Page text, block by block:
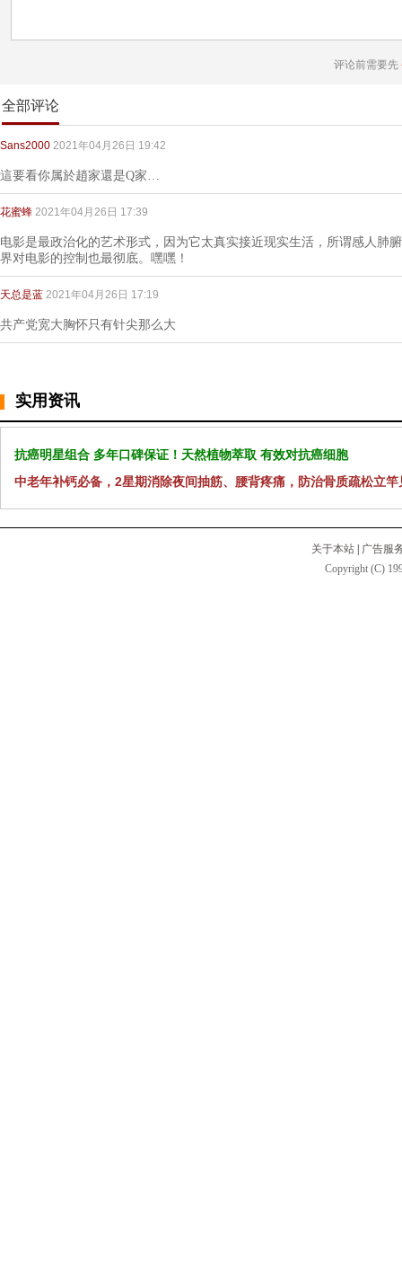
评论前需要先
全部评论
Sans2000 2021年04月26日 19:42
這要看你属於趙家還是Q家…
花蜜蜂 2021年04月26日 17:39
电影是最政治化的艺术形式，因为它太真实接近现实生活，所谓感人肺
界对电影的控制也最彻底。嘿嘿！
天总是蓝 2021年04月26日 17:19
共产党宽大胸怀只有针尖那么大
实用资讯
抗癌明星组合 多年口碑保证！天然植物萃取 有效对抗癌细胞
中老年补钙必备，2星期消除夜间抽筋、腰背疼痛，防治骨质疏松立竿
关于本站
广告服
Copyright (C)